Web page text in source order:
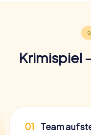
Krimispiel
01 Team